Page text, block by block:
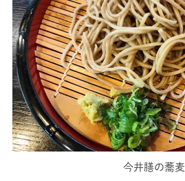
今井膳の蕎麦